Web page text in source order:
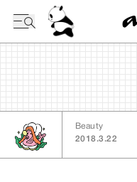
Beauty
2018.3.22